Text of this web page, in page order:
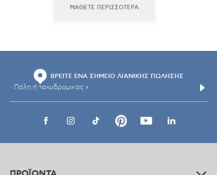
ΜΑΘΕΤΕ ΠΕΡΙΣΣΟΤΕΡΑ
ΒΡΕΙΤΕ ΕΝΑ ΣΗΜΕΙΟ ΛΙΑΝΙΚΗΣ ΠΩΛΗΣΗΣ